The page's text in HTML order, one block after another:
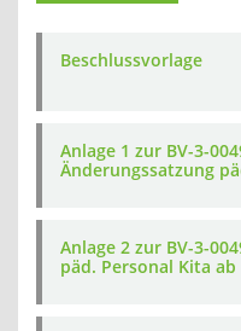
Beschlussvorlage
Anlage 1 zur BV-3-
Änderungssatzung
Anlage 2 zur BV-3-
päd. Personal Kita ab